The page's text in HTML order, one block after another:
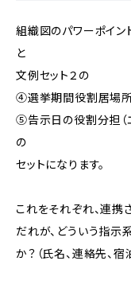
組織図のパワーポイン
と
文例セット２の
④選挙期間役割居場所
⑤告示日の役割分担（
の
セットになります。
これをそれぞれ、連携
だれが、どういう指示
か？（氏名、連絡先、宿